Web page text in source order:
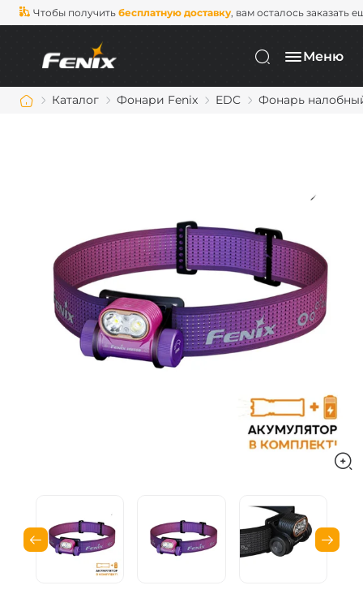
Чтобы получить бесплатную доставку, вам осталось заказать
Меню
Каталог Фонари Fenix EDC Фонарь